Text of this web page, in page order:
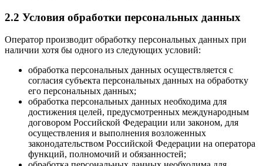
2.2 Условия обработки персональных данных
Оператор производит обработку персональных данных при
наличии хотя бы одного из следующих условий:
обработка персональных данных осуществляется с
согласия субъекта персональных данных на обработку
его персональных данных;
обработка персональных данных необходима для
достижения целей, предусмотренных международным
договором Российской Федерации или законом, для
осуществления и выполнения возложенных
законодательством Российской Федерации на оператора
функций, полномочий и обязанностей;